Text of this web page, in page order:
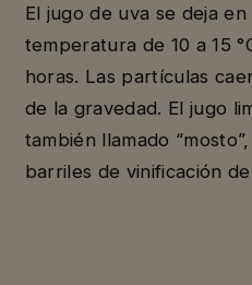
El jugo de uva se deja
temperatura de 10 a 15
horas. Las partículas
de la gravedad. El jugo
también llamado
barriles de vinificación